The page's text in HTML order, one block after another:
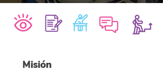
Misión